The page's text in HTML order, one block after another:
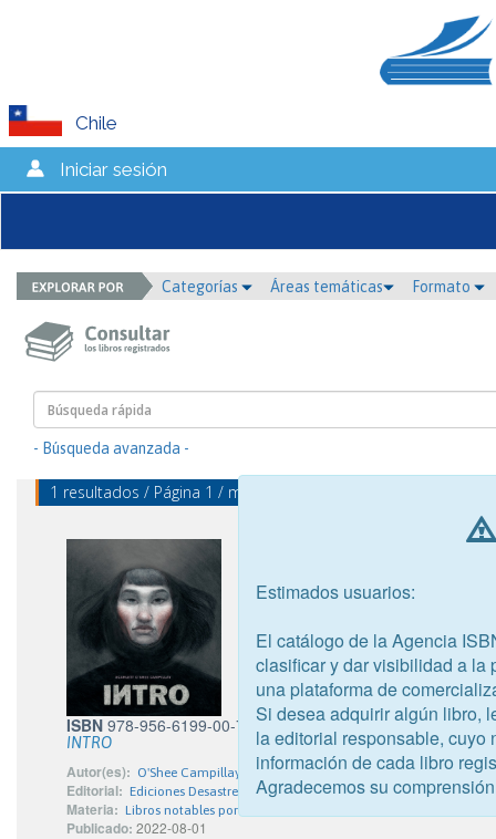
Chile
Iniciar sesión
Categorías Áreas temáticas Formato
- Búsqueda avanzada -
1 resultados / Página 1 / mostrando 1 - 1
ISBN 978-956-6199-00-7
INTRO
Autor(es): O'Shee Campillay, Scarlett
Editorial: Ediciones Desastre Natural
Materia: Libros notables por las ilustraciones
Publicado: 2022-08-01
Estimados usuarios:
El catálogo de la Agencia
clasificar y dar visibilidad a la
una plataforma de
Si desea adquirir algún libro,
la editorial responsable, cuyo
información de cada libro
Agradecemos su